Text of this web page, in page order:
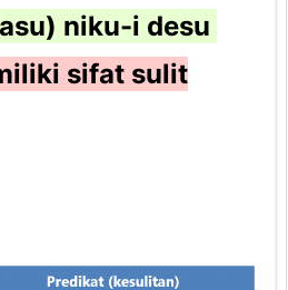
niku-i desu
sifat sulit